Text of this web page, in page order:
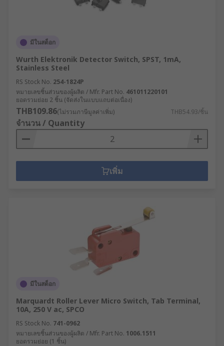
มีในสต็อก
Wurth Elektronik Detector Switch, SPST, 1mA,
Stainless Steel
RS Stock No. 254-1824P
หมายเลขชิ้นส่วนของผู้ผลิต / Mfr. Part No. 461011220101
ยอดรวมย่อย 2 ชิ้น (จัดส่งในแบบแถบต่อเนื่อง)
THB109.86(ไม่รวมภาษีมูลค่าเพิ่ม) THB54.93/ชิ้น
จำนวน / Quantity
เพิ่ม
มีในสต็อก
Marquardt Roller Lever Micro Switch, Tab Terminal,
10A, 250 V ac, SPCO
RS Stock No. 741-0962
หมายเลขชิ้นส่วนของผู้ผลิต / Mfr. Part No. 1006.1511
ยอดรวมย่อย (1 ชิ้น)